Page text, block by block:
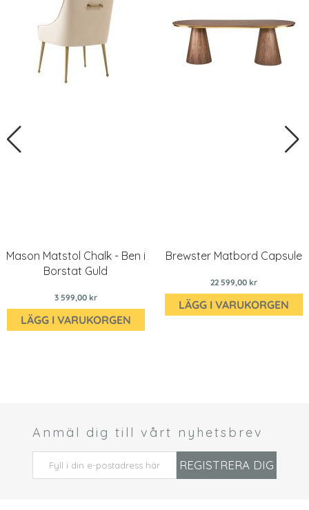
Mason Matstol Chalk - Ben i
Borstat Guld
3 599,00 kr
LÄGG I VARUKORGEN
Brewster Matbord Capsule
22 599,00 kr
LÄGG I VARUKORGEN
Anmäl dig till vårt nyhetsbrev
REGISTRERA DIG